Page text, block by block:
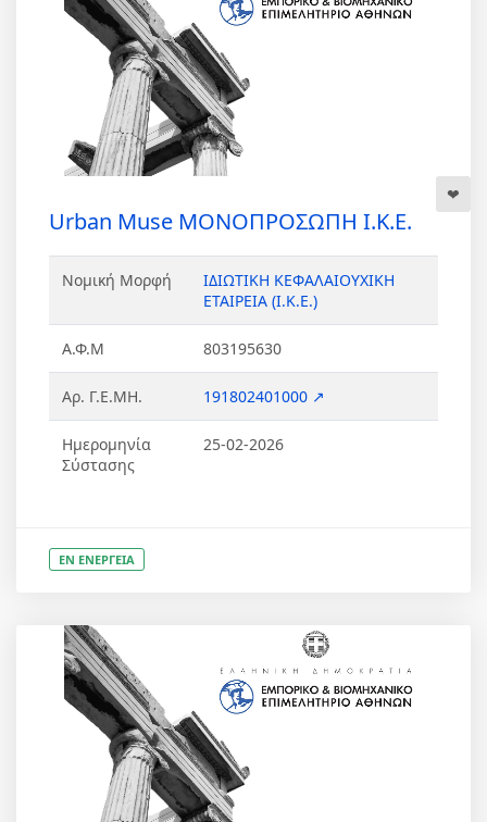
Urban Muse ΜΟΝΟΠΡΟΣΩΠΗ Ι.Κ.Ε.
Νομική Μορφή
ΙΔΙΩΤΙΚΗ ΚΕΦΑΛΑΙΟΥΧΙΚΗ
ΕΤΑΙΡΕΙΑ (Ι.Κ.Ε.)
Α.Φ.Μ 803195630
Αρ. Γ.Ε.ΜΗ. 191802401000 ↗
Ημερομηνία
Σύστασης
25-02-2026
ΕΝ ΕΝΕΡΓΕΙΑ